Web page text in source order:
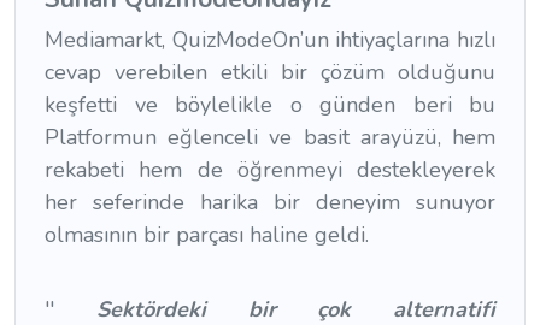
Mediamarkt, QuizModeOn’un ihtiyaçlarına hızlı
cevap verebilen etkili bir çözüm olduğunu
keşfetti ve böylelikle o günden beri bu
Platformun eğlenceli ve basit arayüzü, hem
rekabeti hem de öğrenmeyi destekleyerek
her seferinde harika bir deneyim sunuyor
olmasının bir parçası haline geldi.
'' Sektördeki bir çok alternatifi